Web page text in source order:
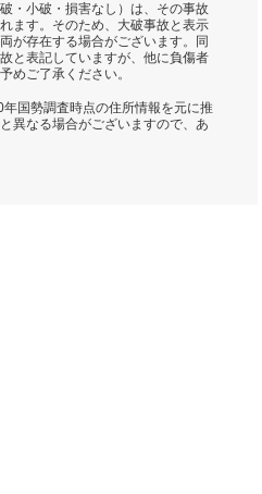
・小破・損害なし）は、その事故
ます。そのため、大破事故と表示
が存在する場合がございます。同
と表記していますが、他に負傷者
めご了承ください。
国勢調査時点の住所情報を元に推
異なる場合がございますので、あ